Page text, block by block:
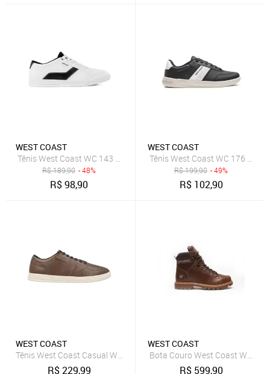
WEST COAST
Tênis West Coast WC 143 Nevada Masculina Branco
R$189,90 - 48%
R$98,90
WEST COAST
Tênis West Coast WC 176
R$199,90 - 49%
R$ 102,90
WEST COAST
Tênis West Coast Casual Wc 328 Dublin 313114 West Coast
R$229,99
WEST COAST
R$ 599,90